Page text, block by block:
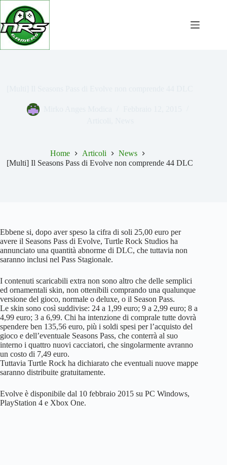
Salta
contenuto
Home Articoli
News
[Multi] Il Seasons Pass di Evolve non comprende 44 DLC
Ebbene si, dopo aver speso la cifra di soli 25,00 euro per
avere il Seasons Pass di Evolve, Turtle Rock Studios ha
annunciato una quantità abnorme di DLC, che tuttavia non
saranno inclusi nel Pass Stagionale.
I contenuti scaricabili extra non sono altro che delle semplici
ed ornamentali skin, non ottenibili comprando una qualunque
versione del gioco, normale o deluxe, o il Season Pass.
Le skin sono così suddivise: 24 a 1,99 euro; 9 a 2,99 euro; 8 a
4,99 euro; 3 a 6,99. Chi ha intenzione di comprale tutte dovrà
spendere ben 135,56 euro, più i soldi spesi per l’acquisto del
gioco e dell’eventuale Seasons Pass, che conterrà al suo
interno i quattro nuovi cacciatori, che singolarmente avranno
un costo di 7,49 euro.
Tuttavia Turtle Rock ha dichiarato che eventuali nuove mappe
saranno distribuite gratuitamente.
Evolve è disponibile dal 10 febbraio 2015 su PC Windows,
PlayStation 4 e Xbox One.